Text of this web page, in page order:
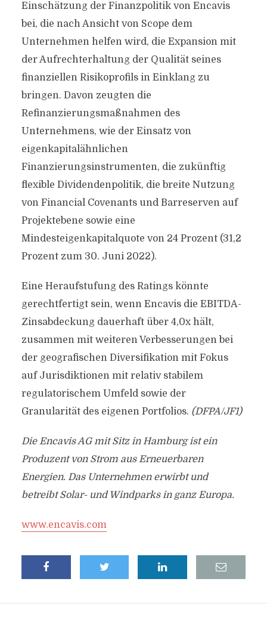
Einschätzung der Finanzpolitik von Encavis
bei, die nach Ansicht von Scope dem
Unternehmen helfen wird, die Expansion mit
der Aufrechterhaltung der Qualität seines
finanziellen Risikoprofils in Einklang zu
bringen. Davon zeugten die
Refinanzierungsmaßnahmen des
Unternehmens, wie der Einsatz von
eigenkapitalähnlichen
Finanzierungsinstrumenten, die zukünftig
flexible Dividendenpolitik, die breite Nutzung
von Financial Covenants und Barreserven auf
Projektebene sowie eine
Mindesteigenkapitalquote von 24 Prozent (31,2
Prozent zum 30. Juni 2022).
Eine Heraufstufung des Ratings könnte
gerechtfertigt sein, wenn Encavis die EBITDA-
Zinsabdeckung dauerhaft über 4,0x hält,
zusammen mit weiteren Verbesserungen bei
der geografischen Diversifikation mit Fokus
auf Jurisdiktionen mit relativ stabilem
regulatorischem Umfeld sowie der
Granularität des eigenen Portfolios. (DFPA/JF1)
Die Encavis AG mit Sitz in Hamburg ist ein
Produzent von Strom aus Erneuerbaren
Energien. Das Unternehmen erwirbt und
betreibt Solar- und Windparks in ganz Europa.
www.encavis.com